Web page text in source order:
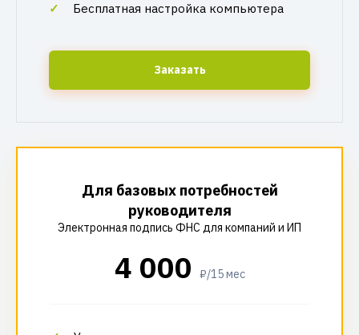
Бесплатная настройка компьютера
Заказать
Для базовых потребностей
руководителя
Электронная подпись ФНС для компаний и ИП
4 000 ₽/15 мес